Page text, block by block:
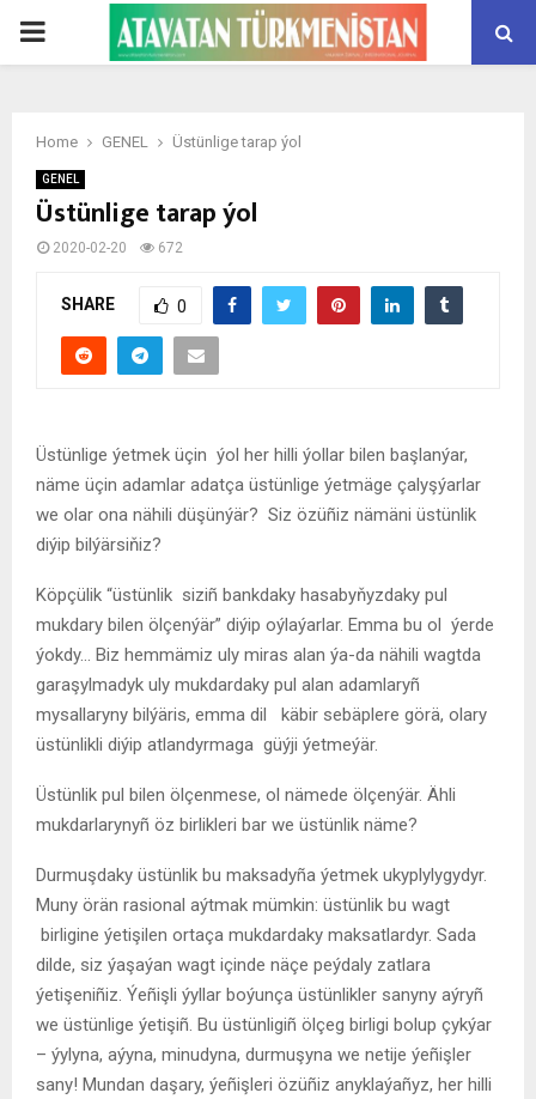
PRIMARY
Home GENEL Üstünlige tarap ýol
GENEL
Üstünlige tarap ýol
2020-02-20 672
SHARE 0
Üstünlige ýetmek üçin ýol her hilli ýollar bilen başlanýar,
näme üçin adamlar adatça üstünlige ýetmäge çalyşýarlar
we olar ona nähili düşünýär? Siz özüñiz nämäni üstünlik
diýip bilýärsiňiz?
Köpçülik “üstünlik siziñ bankdaky hasabyňyzdaky pul
mukdary bilen ölçenýär” diýip oýlaýarlar. Emma bu ol ýerde
ýokdy… Biz hemmämiz uly miras alan ýa-da nähili wagtda
garaşylmadyk uly mukdardaky pul alan adamlaryñ
mysallaryny bilýäris, emma dil käbir sebäplere görä, olary
üstünlikli diýip atlandyrmaga güýji ýetmeýär.
Üstünlik pul bilen ölçenmese, ol nämede ölçenýär. Ähli
mukdarlarynyñ öz birlikleri bar we üstünlik näme?
Durmuşdaky üstünlik bu maksadyña ýetmek ukyplylygydyr.
Muny örän rasional aýtmak mümkin: üstünlik bu wagt
birligine ýetişilen ortaça mukdardaky maksatlardyr. Sada
dilde, siz ýaşaýan wagt içinde näçe peýdaly zatlara
ýetişeniñiz. Ýeñişli ýyllar boýunça üstünlikler sanyny aýryñ
we üstünlige ýetişiñ. Bu üstünligiñ ölçeg birligi bolup çykýar
– ýylyna, aýyna, minudyna, durmuşyna we netije ýeñişler
sany! Mundan daşary, ýeñişleri özüñiz anyklaýañyz, her hilli